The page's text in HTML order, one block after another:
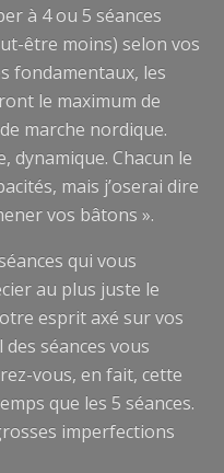
à 4 ou 5 séances
être moins) selon vos
fondamentaux, les
le maximum de
marche nordique.
dynamique. Chacun le
mais j’oserai dire
vos bâtons ».
qui vous
au plus juste le
esprit axé sur vos
séances vous
vous, en fait, cette
que les 5 séances.
imperfections